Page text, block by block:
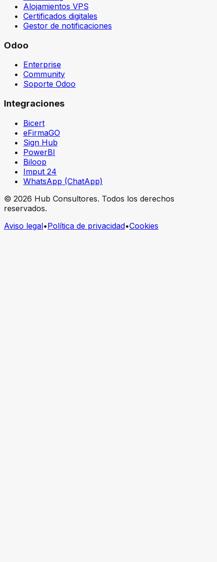
Alojamientos VPS
Certificados digitales
Gestor de notificaciones
Odoo
Enterprise
Community
Soporte Odoo
Integraciones
Bicert
eFirmaGO
Sign Hub
PowerBI
Biloop
Imput 24
WhatsApp (ChatApp)
© 2026 Hub Consultores. Todos los derechos
reservados.
Aviso legal•Política de privacidad•Cookies